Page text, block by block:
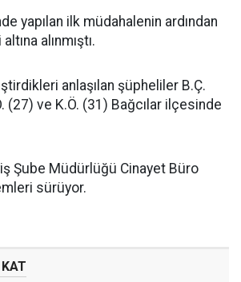
yapılan ilk müdahalenin ardından
alınmıştı.
anlaşılan şüpheliler B.Ç.
(27) ve K.Ö. (31) Bağcılar ilçesinde
Şube Müdürlüğü Cinayet Büro
sürüyor.